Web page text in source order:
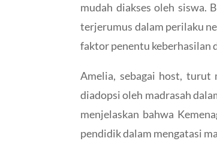
mudah diakses oleh siswa.
terjerumus dalam perilaku
faktor penentu keberhasilan
Amelia, sebagai host, turut
diadopsi oleh madrasah
menjelaskan bahwa
pendidik dalam mengatasi